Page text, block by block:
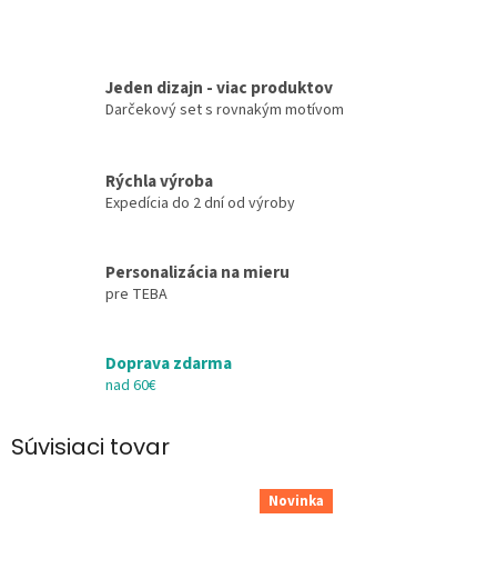
Jeden dizajn - viac produktov
Darčekový set s rovnakým motívom
Rýchla výroba
Expedícia do 2 dní od výroby
Personalizácia na mieru
pre TEBA
Doprava zdarma
nad 60€
Súvisiaci tovar
Novinka